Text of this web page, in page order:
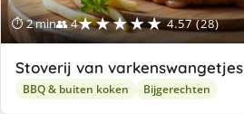
⏱ 2 min👥 4★★★★★ 4.57 (28)
Stoverij van varkenswangetjes
BBQ & buiten koken Bijgerechten